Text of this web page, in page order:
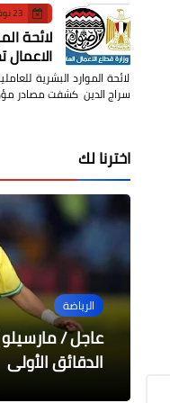
23 نوفمبر 2022
لائحة
الاعمال
لائحة الموارد البشرية
سراج الدين كشفت مصادر
اخترنا لك
الرياضة
عاجل /
الدقائق الأولى
مقالات
الطائف في
السياحة والفنادق
مسجد الطباخ
مقالات
نهب المسلات
عربى
تجربة المتاحف